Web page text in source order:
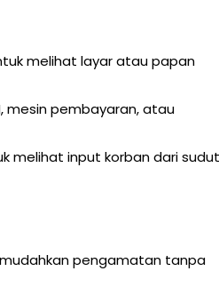
melihat layar atau papan
mesin pembayaran, atau
melihat input korban dari sudut
pengamatan tanpa